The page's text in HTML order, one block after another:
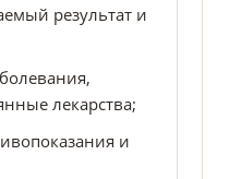
результат и
лекарства;
и